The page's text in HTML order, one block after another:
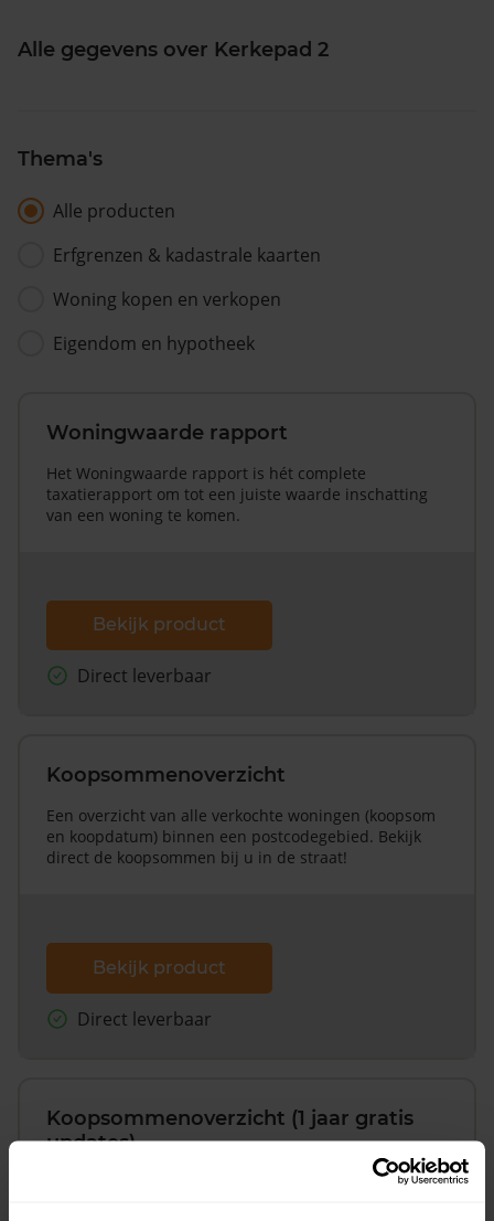
Alle gegevens over Kerkepad 2
Thema's
Alle producten
Erfgrenzen & kadastrale kaarten
Woning kopen en verkopen
Eigendom en hypotheek
Woningwaarde rapport
Het Woningwaarde rapport is hét complete
taxatierapport om tot een juiste waarde inschatting
van een woning te komen.
Bekijk product
Direct leverbaar
Koopsommenoverzicht
Een overzicht van alle verkochte woningen (koopsom
en koopdatum) binnen een postcodegebied. Bekijk
direct de koopsommen bij u in de straat!
Bekijk product
Direct leverbaar
Koopsommenoverzicht (1 jaar gratis
updates)